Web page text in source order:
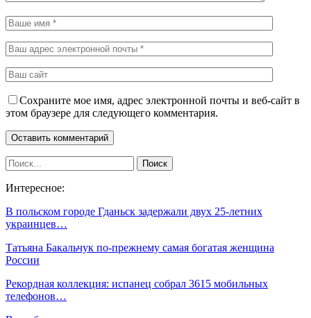
Сохраните мое имя, адрес электронной почты и веб-сайт в
этом браузере для следующего комментария.
Интересное:
В польском городе Гданьск задержали двух 25-летних
украинцев…
Татьяна Бакальчук по-прежнему самая богатая женщина
России
Рекордная коллекция: испанец собрал 3615 мобильных
телефонов…